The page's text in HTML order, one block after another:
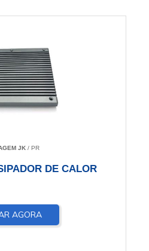
JK/ PR
DE CALOR
AGORA